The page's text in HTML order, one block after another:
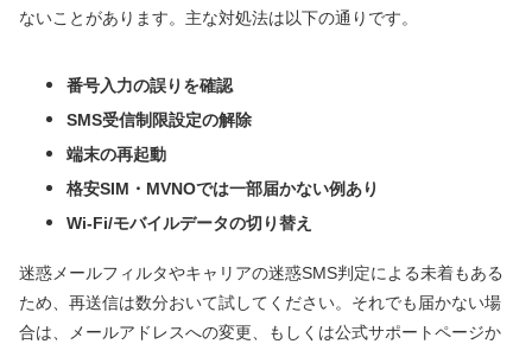
ないことがあります。主な対処法は以下の通りです。
番号入力の誤りを確認
SMS受信制限設定の解除
端末の再起動
格安SIM・MVNOでは一部届かない例あり
Wi-Fi/モバイルデータの切り替え
迷惑メールフィルタやキャリアの迷惑SMS判定による未着もある
ため、再送信は数分おいて試してください。それでも届かない場
合は、メールアドレスへの変更、もしくは公式サポートページか